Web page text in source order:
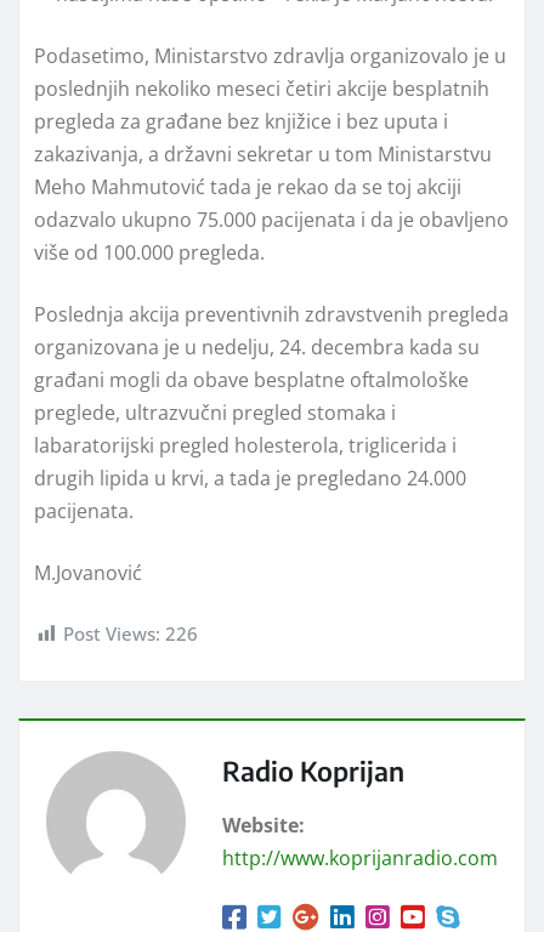
Podasetimo, Ministarstvo zdravlja organizovalo je u
poslednjih nekoliko meseci četiri akcije besplatnih
pregleda za građane bez knjižice i bez uputa i
zakazivanja, a državni sekretar u tom Ministarstvu
Meho Mahmutović tada je rekao da se toj akciji
odazvalo ukupno 75.000 pacijenata i da je obavljeno
više od 100.000 pregleda.
Poslednja akcija preventivnih zdravstvenih pregleda
organizovana je u nedelju, 24. decembra kada su
građani mogli da obave besplatne oftalmološke
preglede, ultrazvučni pregled stomaka i
labaratorijski pregled holesterola, triglicerida i
drugih lipida u krvi, a tada je pregledano 24.000
pacijenata.
M.Jovanović
Post Views: 226
Radio Koprijan
Website:
http://www.koprijanradio.com